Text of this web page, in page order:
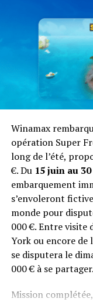
Winamax
opération Super
long de l’été,
€. Du 15 juin au
embarquement
s’envoleront
monde pour
000 €. Entre visite
York ou encore de
se disputera le
000 € à se partager.
Mission